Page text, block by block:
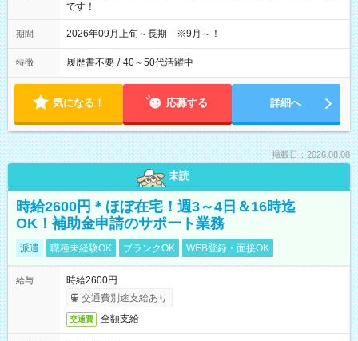
です！
期間 2026年09月上旬～長期 ※9月～！
特徴 履歴書不要 / 40～50代活躍中
気になる！ 応募する 詳細へ
掲載日：2026.08.08
未読
時給2600円＊ほぼ在宅！週3～4日＆16時迄
OK！補助金申請のサポート業務
派遣 職種未経験OK ブランクOK WEB登録・面接OK
給与
時給2600円
交通費別途支給あり
交通費 全額支給